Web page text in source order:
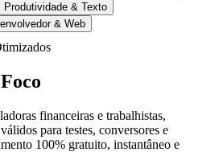
Produtividade & Texto
& Web
financeiras e trabalhistas,
para testes, conversores e
100% gratuito, instantâneo e